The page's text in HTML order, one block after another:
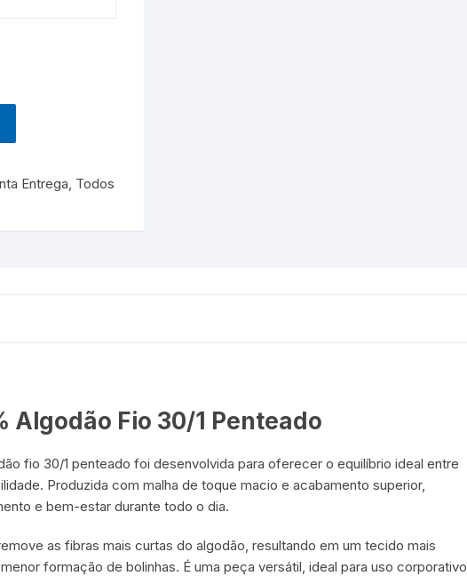
Entrega Todos
Algodão Fio 30/1 Penteado
fio 30/1 penteado foi desenvolvida para oferecer o equilíbrio ideal entre
Produzida com malha de toque macio e acabamento superior,
e bem-estar durante todo o dia.
as fibras mais curtas do algodão, resultando em um tecido mais
formação de bolinhas. É uma peça versátil, ideal para uso corporativo,